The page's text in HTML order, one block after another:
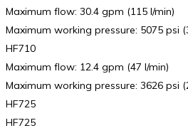
Maximum flow: 30.4 gpm (115 l/min)
Maximum working pressure: 5075 psi
HF710
Maximum flow: 12.4 gpm (47 l/min)
Maximum working pressure: 3626 psi
HF725
HF725